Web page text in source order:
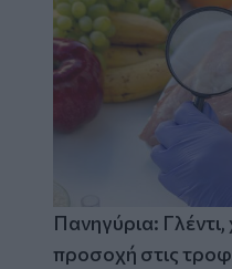
Πανηγύρια:
προσοχή στις